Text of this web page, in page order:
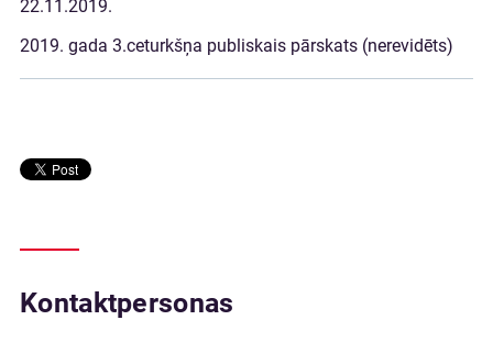
22.11.2019.
2019. gada 3.ceturkšņa publiskais pārskats (nerevidēts)
Kontaktpersonas